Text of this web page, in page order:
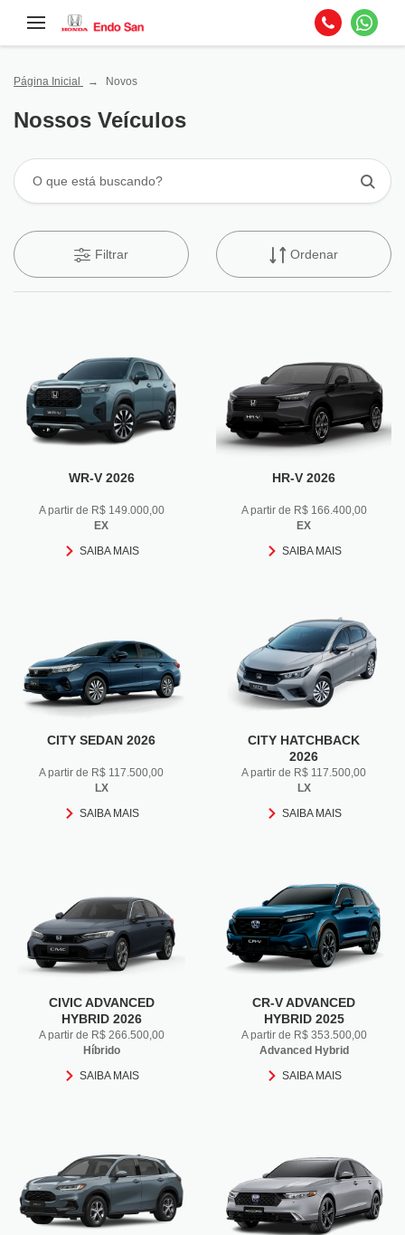
Página Inicial Novos
Nossos Veículos
Filtrar Ordenar
WR-V 2026
A partir de R$ 149.000,00
EX
SAIBA MAIS
HR-V 2026
A partir de R$ 166.400,00
EX
SAIBA MAIS
CITY SEDAN 2026
A partir de R$ 117.500,00
LX
SAIBA MAIS
CITY HATCHBACK
2026
A partir de R$ 117.500,00
LX
SAIBA MAIS
CIVIC ADVANCED
HYBRID 2026
A partir de R$ 266.500,00
Híbrido
SAIBA MAIS
CR-V ADVANCED
HYBRID 2025
A partir de R$ 353.500,00
Advanced Hybrid
SAIBA MAIS